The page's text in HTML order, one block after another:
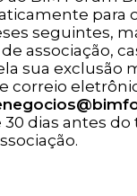
para
seguintes,
associação,
sua exclusão
correio
dias antes do